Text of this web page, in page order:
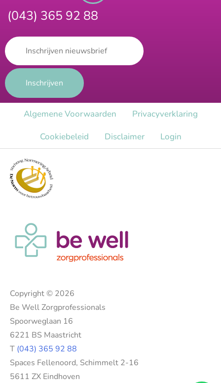
(043) 365 92 88
Algemene Voorwaarden
Privacy​verklaring
Cookiebeleid
Disclaimer Login
Copyright © 2026
Be Well Zorgprofessionals
Spoorweglaan 16
6221 BS Maastricht
T (043) 365 92 88
Spaces Fellenoord, Schimmelt 2-16
5611 ZX Eindhoven